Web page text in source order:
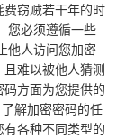
窃贼若干年的时
您必须遵循一些
他人访问您加密
难以被他人猜测
方面为您提供的
解加密密码的任
各种不同类型的